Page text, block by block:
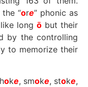
“ore” phonic as
like longō but their
by the controlling
to memorize their
oke, smoke, stoke,